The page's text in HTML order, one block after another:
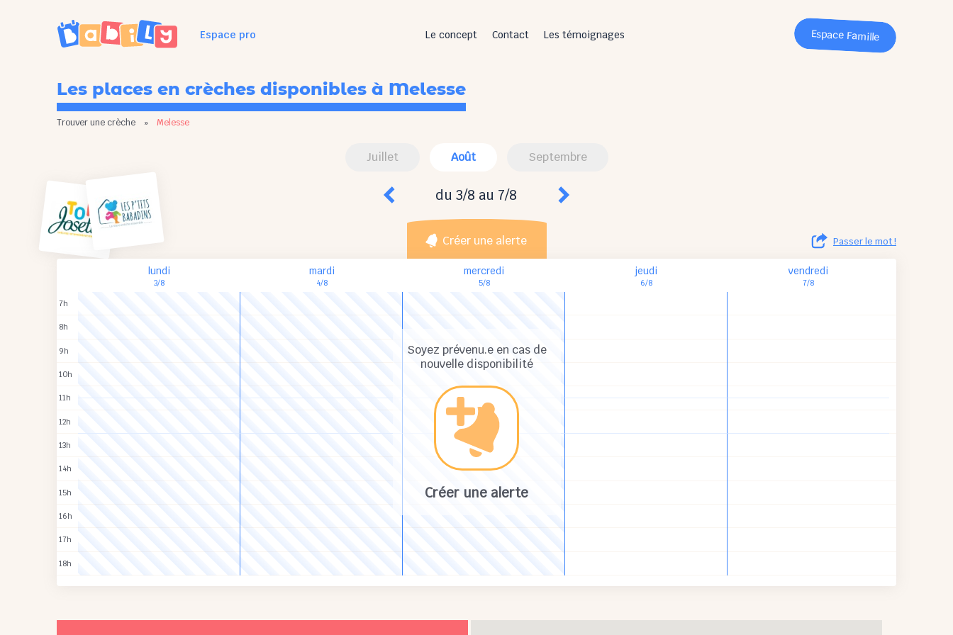
Espace pro Le concept Contact Les témoignages Espace Famille
Les places en crèches disponibles à Melesse
Trouver une crèche » Melesse
Juillet Août Septembre
du 3/8 au 7/8
Créer une alerte Passer le mot !
Soyez prévenu.e en cas de
nouvelle disponibilité
Créer une alerte
lundi
3/8
mardi
4/8
mercredi
5/8
jeudi
6/8
vendredi
7/8
7h
8h
9h
10h
11h
12h
13h
14h
15h
16h
17h
18h